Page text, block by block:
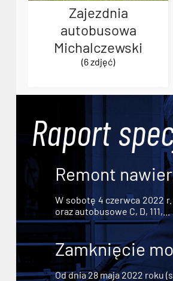
Zajezdnia
autobusowa
Michalczewski
(6 zdjęć)
Raport
Remont
W sobotę 4 czerwca 2022
oraz autobusowe C, D, 111,...
Zamknięcie
Od dnia 28 maja 2022 roku